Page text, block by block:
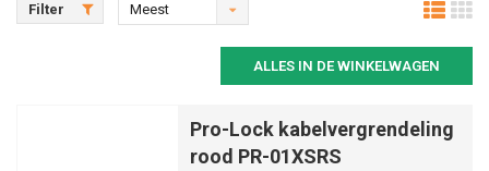
Filter
Meest
ALLES IN DE WINKELWAGEN
Pro-Lock kabelvergrendeling
rood PR-01XSRS